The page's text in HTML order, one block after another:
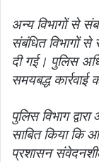
अन्य विभागों से
संबंधित विभागों
दी गई। पुलिस
समयबद्ध कार्रवाई
पुलिस विभाग
साबित किया
प्रशासन